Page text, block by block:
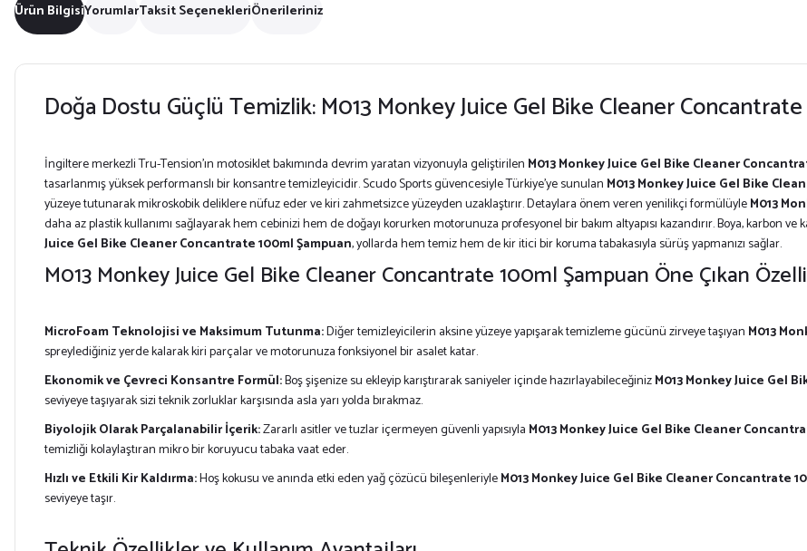
Ürün BilgisiYorumlarTaksit SeçenekleriÖnerileriniz
Doğa Dostu Güçlü Temizlik: M013 Monkey Juice Gel Bike Cleaner
İngiltere merkezli Tru-Tension’ın motosiklet bakımında devrim yaratan vizyonuyla geliştirilen M013 Monkey Juice Gel Bike Cleaner
tasarlanmış yüksek performanslı bir konsantre temizleyicidir. Scudo Sports güvencesiyle Türkiye’ye sunulan M013 Monkey Juice Gel Bike
yüzeye tutunarak mikroskobik deliklere nüfuz eder ve kiri zahmetsizce yüzeyden uzaklaştırır. Detaylara önem veren yenilikçi formülüyleM013
daha az plastik kullanımı sağlayarak hem cebinizi hem de doğayı korurken motorunuza profesyonel bir bakım altyapısı kazandırır. Boya, karbon
Juice Gel Bike Cleaner Concantrate 100ml Şampuan, yollarda hem temiz hem de kir itici bir koruma tabakasıyla sürüş yapmanızı sağlar.
M013 Monkey Juice Gel Bike Cleaner Concantrate 100ml Şampuan Öne Çıkan
MicroFoam Teknolojisi ve Maksimum Tutunma:Diğer temizleyicilerin aksine yüzeye yapışarak temizleme gücünü zirveye taşıyan M013
spreylediğiniz yerde kalarak kiri parçalar ve motorunuza fonksiyonel bir asalet katar.
Ekonomik ve Çevreci Konsantre Formül:Boş şişenize su ekleyip karıştırarak saniyeler içinde hazırlayabileceğinizM013 Monkey Juice Gel
seviyeye taşıyarak sizi teknik zorluklar karşısında asla yarı yolda bırakmaz.
Biyolojik Olarak Parçalanabilir İçerik:Zararlı asitler ve tuzlar içermeyen güvenli yapısıyla M013 Monkey Juice Gel Bike Cleaner
temizliği kolaylaştıran mikro bir koruyucu tabaka vaat eder.
Hızlı ve Etkili Kir Kaldırma:Hoş kokusu ve anında etki eden yağ çözücü bileşenleriyleM013 Monkey Juice Gel Bike Cleaner Concantrate
seviyeye taşır.